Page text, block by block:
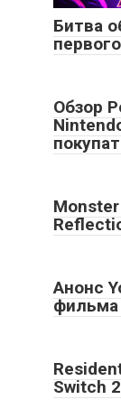
Битва
Обзор
Анонс
фильма
Switch 2